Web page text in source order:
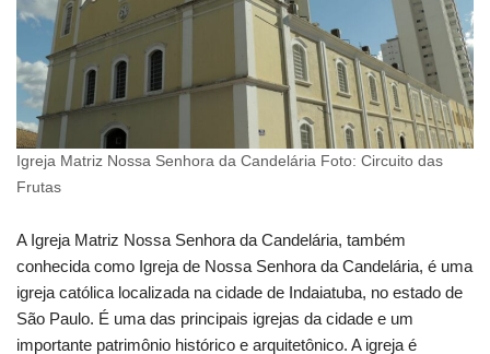
Igreja Matriz Nossa Senhora da Candelária Foto: Circuito das
Frutas
A Igreja Matriz Nossa Senhora da Candelária, também
conhecida como Igreja de Nossa Senhora da Candelária, é uma
igreja católica localizada na cidade de Indaiatuba, no estado de
São Paulo. É uma das principais igrejas da cidade e um
importante patrimônio histórico e arquitetônico. A igreja é